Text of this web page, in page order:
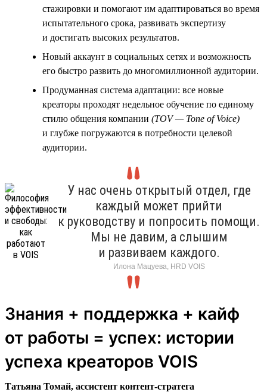
стажировки и помогают им адаптироваться во время
испытательного срока, развивать экспертизу
и достигать высоких результатов.
Новый аккаунт в социальных сетях и возможность
его быстро развить до многомиллионной аудитории.
Продуманная система адаптации: все новые
креаторы проходят недельное обучение по единому
стилю общения компании (TOV — Tone of Voice)
и глубже погружаются в потребности целевой
аудитории.
У нас очень открытый отдел, где
каждый может прийти
к руководству и попросить помощи.
Мы не давим, а слышим
и развиваем каждого.
Илона Мацуева, HRD VOIS
Знания + поддержка + кайф
от работы = успех: истории
успеха креаторов VOIS
Татьяна Томай, ассистент контент-стратега